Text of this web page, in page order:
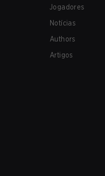
Jogadores
Notícias
Authors
Artigos